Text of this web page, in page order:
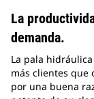
La
demanda.
La pala
más clientes que
por una buena